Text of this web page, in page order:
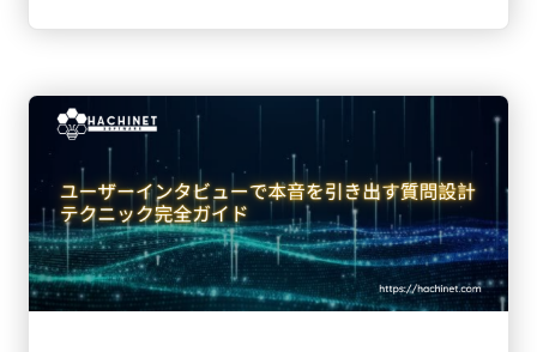
一口に言っても、その事業内容や収益モデルはさまざまで
す。近年はSaaSやAIの普及によって業界構造も大きく変化
しています。本記事では、ソフトウェア企業の基本的な役割
から業界構造、企業の種類、代表的な企業、そして今後の市
場動向までをわかりやすく解説します。